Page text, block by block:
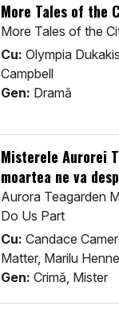
More Tales of the
More Tales of the
Cu: Olympia
Campbell
Gen: Dramă
Misterele Aurorei
moartea ne va
Aurora Teagarden
Do Us Part
Cu: Candace
Matter, Marilu
Gen: Crimă, Mister